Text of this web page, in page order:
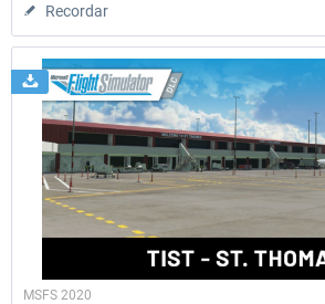
Recordar
MSFS 2020